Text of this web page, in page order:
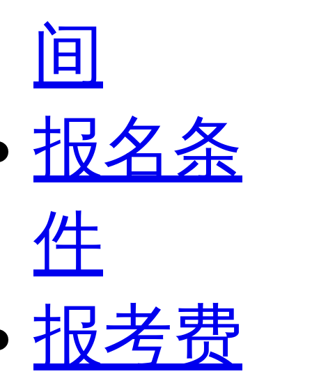
间
报名条
件
报考费